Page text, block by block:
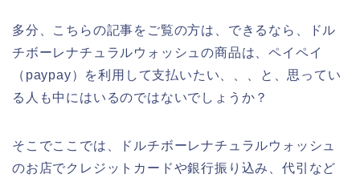
多分、こちらの記事をご覧の方は、できるなら、ドル
チボーレナチュラルウォッシュの商品は、ペイペイ
（paypay）を利用して支払いたい、、、と、思ってい
る人も中にはいるのではないでしょうか？
そこでここでは、ドルチボーレナチュラルウォッシュ
のお店でクレジットカードや銀行振り込み、代引など